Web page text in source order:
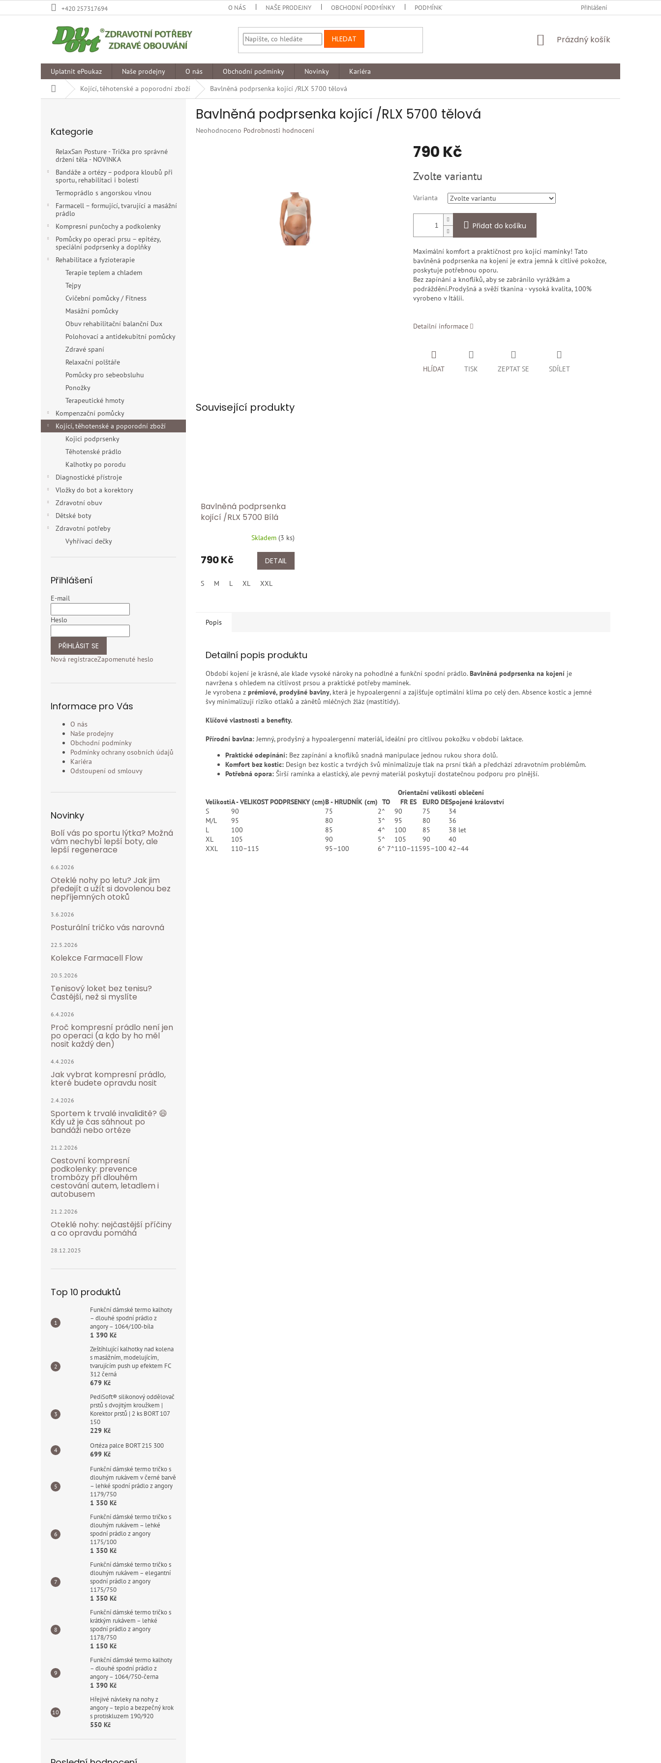
na
+420 257317694 O NÁS NAŠE PRODEJNY OBCHODNÍ PODMÍNKY PODMÍNKY OCHRANY OSOBNÍCH ÚDAJŮ ODSTOUPENÍ OD
Přihlášení
HLEDAT
NÁKUPNÍ
Prázdný košík
Uplatnit ePoukaz Naše prodejny O nás Obchodní podmínky Novinky
Kariéra
Domů
Kojící, těhotenské a poporodní zboží Bavlněná podprsenka kojící /RLX 5700 tělová
kategorie
Kategorie
RelaxSan Posture - Trička pro správné
držení těla - NOVINKA
Bandáže a ortézy – podpora kloubů při
sportu, rehabilitaci i bolesti
Termoprádlo s angorskou vlnou
Farmacell – formující, tvarující a masážní
prádlo
Kompresní punčochy a podkolenky
Pomůcky po operaci prsu – epitézy,
speciální podprsenky a doplňky
Rehabilitace a fyzioterapie
Terapie teplem a chladem
Tejpy
Cvičební pomůcky / Fitness
Masážní pomůcky
Obuv rehabilitační balanční Dux
Polohovací a antidekubitní pomůcky
Zdravé spaní
Relaxační polštáře
Pomůcky pro sebeobsluhu
Ponožky
Terapeutické hmoty
Kompenzační pomůcky
Kojící, těhotenské a poporodní zboží
Kojici podprsenky
Těhotenské prádlo
Kalhotky po porodu
Diagnostické přístroje
Vložky do bot a korektory
Zdravotní obuv
Dětské boty
Zdravotní potřeby
Vyhřívací dečky
Přihlášení
E-mail
Heslo
PŘIHLÁSIT SE
Nová registraceZapomenuté heslo
Informace pro Vás
O nás
Naše prodejny
Obchodní podmínky
Podmínky ochrany osobních údajů
Kariéra
Odstoupení od smlouvy
Novinky
Bolí vás po sportu lýtka? Možná
vám nechybí lepší boty, ale
lepší regenerace
6.6.2026
Oteklé nohy po letu? Jak jim
předejít a užít si dovolenou bez
nepříjemných otoků
3.6.2026
Posturální tričko vás narovná
22.5.2026
Kolekce Farmacell Flow
20.5.2026
Tenisový loket bez tenisu?
Častější, než si myslíte
6.4.2026
Proč kompresní prádlo není jen
po operaci (a kdo by ho měl
nosit každý den)
4.4.2026
Jak vybrat kompresní prádlo,
které budete opravdu nosit
2.4.2026
Sportem k trvalé invaliditě? 😄
Kdy už je čas sáhnout po
bandáži nebo ortéze
21.2.2026
Cestovní kompresní
podkolenky: prevence
trombózy při dlouhém
cestování autem, letadlem i
autobusem
21.2.2026
Oteklé nohy: nejčastější příčiny
a co opravdu pomáhá
28.12.2025
Top 10 produktů
Funkční dámské termo kalhoty
– dlouhé spodní prádlo z
angory – 1064/100-bíla
1 390 Kč
Zeštíhlující kalhotky nad kolena
s masážním, modelujícím,
tvarujícím push up efektem FC
312 černá
679 Kč
PediSoft® silikonový oddělovač
prstů s dvojitým kroužkem |
Korektor prstů | 2 ks BORT 107
150
229 Kč
Ortéza palce BORT 215 300
699 Kč
Funkční dámské termo tričko s
dlouhým rukávem v černé barvě
– lehké spodní prádlo z angory
1179/750
1 350 Kč
Funkční dámské termo tričko s
dlouhým rukávem – lehké
spodní prádlo z angory
1175/100
1 350 Kč
Funkční dámské termo tričko s
dlouhým rukávem – elegantní
spodní prádlo z angory
1175/750
1 350 Kč
Funkční dámské termo tričko s
krátkým rukávem – lehké
spodní prádlo z angory
1178/750
1 150 Kč
Funkční dámské termo kalhoty
– dlouhé spodní prádlo z
angory – 1064/750-černa
1 390 Kč
Hřejivé návleky na nohy z
angory – teplo a bezpečný krok
s protiskluzem 190/920
550 Kč
Bavlněná podprsenka kojící /RLX 5700 tělová
Průměrné
Neohodnoceno Podrobnosti hodnocení
790 Kč
cena:
Zvolte variantu
Varianta
Přidat do košíku
Maximální komfort a praktičnost pro kojící maminky! Tato
bavlněná podprsenka na kojení je extra jemná k citlivé pokožce,
poskytuje potřebnou oporu.
Bez zapínání a knoflíků, aby se zabránilo vyrážkám a
podráždění.Prodyšná a svěží tkanina - vysoká kvalita, 100%
vyrobeno v Itálii.
Detailní informace
TISK ZEPTAT SE
HLÍDAT SDÍLET
Související produkty
Bavlněná podprsenka
kojící /RLX 5700 Bílá
Skladem (3 ks)
790 Kč DETAIL
S M L XL XXL
Popis
Detailní popis produktu
Období kojení je krásné, ale klade vysoké nároky na pohodlné a funkční spodní prádlo. Bavlněná podprsenka na kojení je
navržena s ohledem na citlivost prsou a praktické potřeby maminek.
Je vyrobena z prémiové, prodyšné bavlny, která je hypoalergenní a zajišťuje optimální klima po celý den. Absence kostic a jemné
švy minimalizují riziko otlaků a zánětů mléčných žláz (mastitidy).
Klíčové vlastnosti a benefity.
Přírodní bavlna: Jemný, prodyšný a hypoalergenní materiál, ideální pro citlivou pokožku v období laktace.
Praktické odepínání: Bez zapínání a knoflíků snadná manipulace jednou rukou shora dolů.
Komfort bez kostic: Design bez kostic a tvrdých švů minimalizuje tlak na prsní tkáň a předchází zdravotním problémům.
Potřebná opora: Širší ramínka a elastický, ale pevný materiál poskytují dostatečnou podporu pro plnější.
Orientační velikosti oblečení
VelikostiA - VELIKOST PODPRSENKY (cm)B - HRUDNÍK (cm) TO FR ES EURO DESpojené království
S
90 75 2^ 90 75
34
M/L
95 80 3^ 95 80
36
L
100 85 4^ 100 85
38 let
XL
105 90 5^ 105 90
40
XXL
110–115 95–100 6^ 7^110–11595–100 42–44